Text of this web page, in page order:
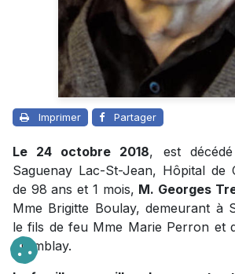
Imprimer Partager
Le 24 octobre 2018, est
Saguenay Lac-St-Jean, Hôpital de
de 98 ans et 1 mois, M. Georges
Mme Brigitte Boulay, demeurant à
le fils de feu Mme Marie Perron et
Tremblay.